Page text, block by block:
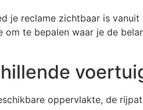
je reclame zichtbaar is
te bepalen waar je de
oppervlakte, de